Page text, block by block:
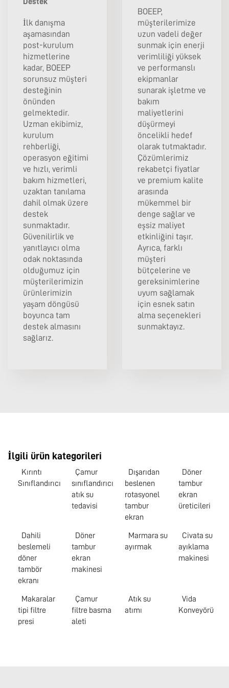
Destek
İlk danışma
aşamasından
post-kurulum
hizmetlerine
kadar, BOEEP
sorunsuz müşteri
desteğinin
önünden
gelmektedir.
Uzman ekibimiz,
kurulum
rehberliği,
operasyon eğitimi
ve hızlı, verimli
bakım hizmetleri,
uzaktan tanılama
dahil olmak üzere
destek
sunmaktadır.
Güvenilirlik ve
yanıtlayıcı olma
odak noktasında
olduğumuz için
müşterilerimizin
ürünlerimizin
yaşam döngüsü
boyunca tam
destek almasını
sağlarız.
BOEEP,
müşterilerimize
uzun vadeli değer
sunmak için enerji
verimliliği yüksek
ve performanslı
ekipmanlar
sunarak işletme ve
bakım
maliyetlerini
düşürmeyi
öncelikli hedef
olarak tutmaktadır.
Çözümlerimiz
rekabetçi fiyatlar
ve premium kalite
arasında
mükemmel bir
denge sağlar ve
eşsiz maliyet
etkinliğini taşır.
Ayrıca, farklı
müşteri
bütçelerine ve
gereksinimlerine
uyum sağlamak
için esnek satın
alma seçenekleri
sunmaktayız.
İlgili ürün kategorileri
Kırıntı
Sınıflandırıcı
Çamur
sınıflandırıcı
atık su
tedavisi
Dışarıdan
beslenen
rotasyonel
tambur
ekran
Döner
tambur
ekran
üreticileri
Dahili
beslemeli
döner
tambör
ekranı
Döner
tambur
ekran
makinesi
Marmara su
ayırmak
Civata su
ayıklama
makinesi
Makaralar
tipi filtre
presi
Çamur
filtre basma
aleti
Atık su
atımı
Vida
Konveyörü